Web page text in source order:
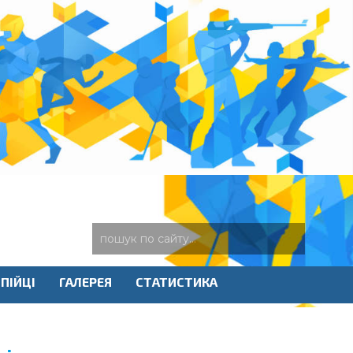
ГАЛЕРЕЯ СТАТИСТИКА